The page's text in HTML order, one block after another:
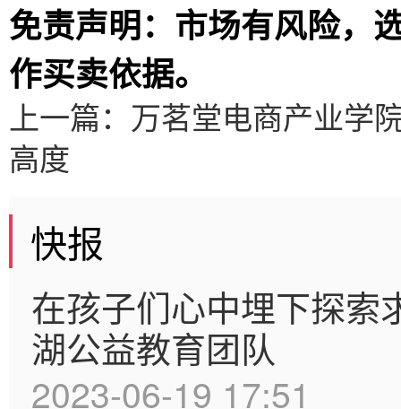
免责声明：市场有风险，
作买卖依据。
上一篇： 万茗堂电商产业学
高度
快报
在孩子们心中埋下探
湖公益教育团队
2023-06-19 17:51